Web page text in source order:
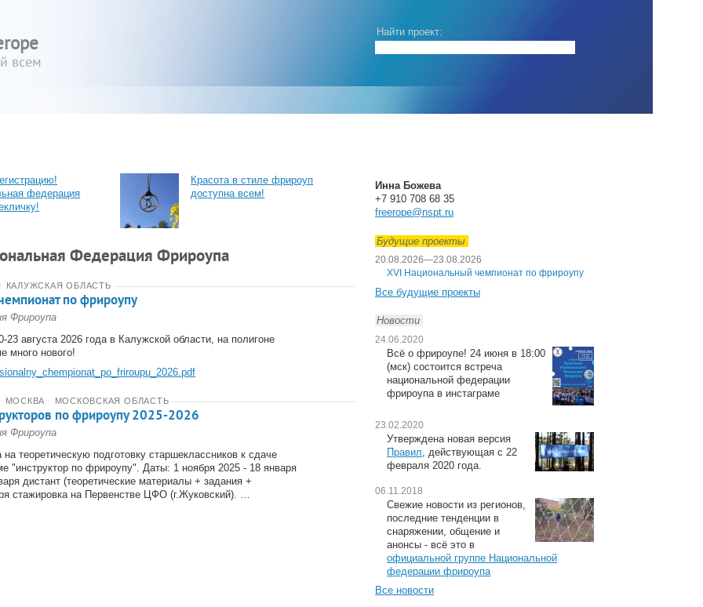
всем
Найти проект:
федерация
Красота в стиле фрироуп
доступна всем!
Федерация Фрироупа
КАЛУЖСКАЯ ОБЛАСТЬ
по фрироупу
Фрироупа
23 августа 2026 года в Калужской области, на полигоне
много нового!
МОСКВА · МОСКОВСКАЯ ОБЛАСТЬ
по фрироупу 2025-2026
Фрироупа
теоретическую подготовку старшеклассников к сдаче
"инструктор по фрироупу". Даты: 1 ноября 2025 - 18 января
дистант (теоретические материалы + задания +
стажировка на Первенстве ЦФО (г.Жуковский). …
Инна Божева
+7 910 708 68 35
freerope@nspt.ru
Будущие проекты
20.08.2026—23.08.2026
XVI Национальный чемпионат по фрироупу
Все будущие проекты
Новости
24.06.2020
Всё о фрироупе! 24 июня в 18:00
(мск) состоится встреча
национальной федерации
фрироупа в инстаграме
23.02.2020
Утверждена новая версия
Правил, действующая с 22
февраля 2020 года.
06.11.2018
Свежие новости из регионов,
последние тенденции в
снаряжении, общение и
анонсы - всё это в
официальной группе Национальной
федерации фрироупа
Все новости